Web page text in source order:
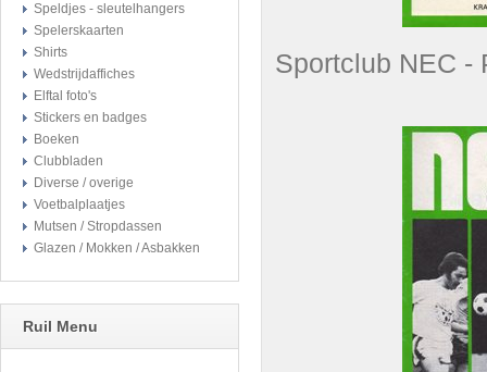
Speldjes - sleutelhangers
Spelerskaarten
Shirts
Wedstrijdaffiches
Elftal foto's
Stickers en badges
Boeken
Clubbladen
Diverse / overige
Voetbalplaatjes
Mutsen / Stropdassen
Glazen / Mokken / Asbakken
Ruil Menu
Sportclub